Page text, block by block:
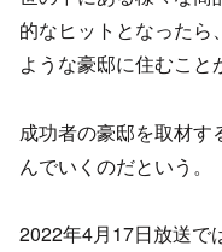
的なヒットとなった
ような豪邸に住むこと
成功者の豪邸を取材す
んでいくのだという。
2022年4月17日放送で